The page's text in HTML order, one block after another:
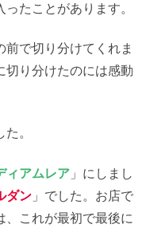
たことがあります。
で切り分けてくれま
切り分けたのには感動
。
ィアムレア 」にしまし
ダン 」でした。お店で
、これが最初で最後に